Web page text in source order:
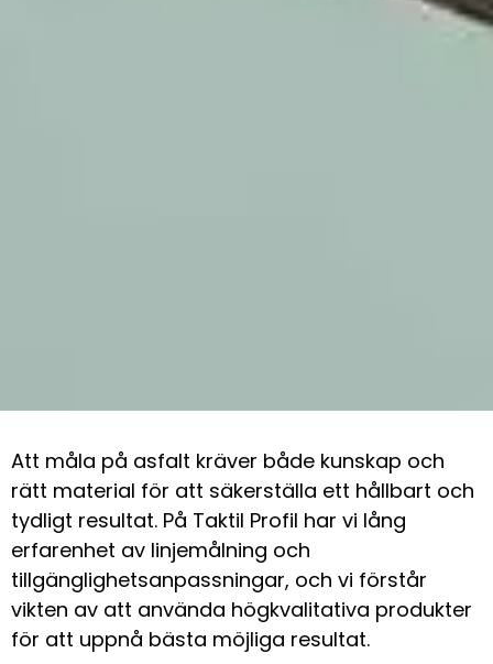
Att måla på asfalt kräver både kunskap och
rätt material för att säkerställa ett hållbart och
tydligt resultat. På Taktil Profil har vi lång
erfarenhet av linjemålning och
tillgänglighetsanpassningar, och vi förstår
vikten av att använda högkvalitativa produkter
för att uppnå bästa möjliga resultat.